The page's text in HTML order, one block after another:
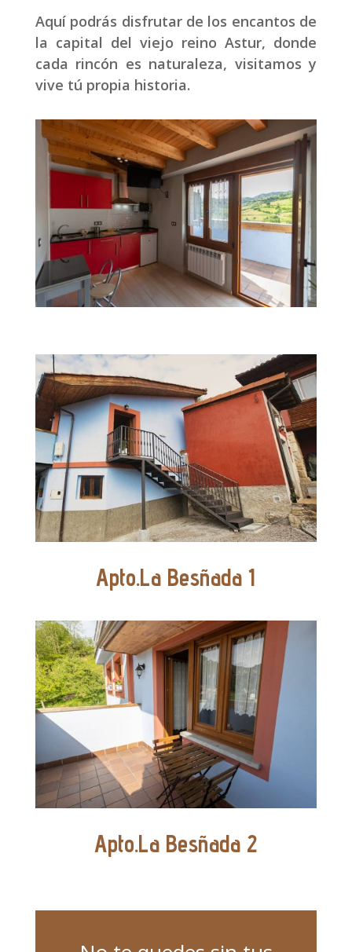
Aquí podrás disfrutar de los encantos de
la capital del viejo reino Astur, donde
cada rincón es naturaleza, visitamos y
vive tú propia historia.
Apto.La Besñada 1
Apto.La Besñada 2